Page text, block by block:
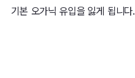
기본 오가닉 유입을 잃게 됩니다.